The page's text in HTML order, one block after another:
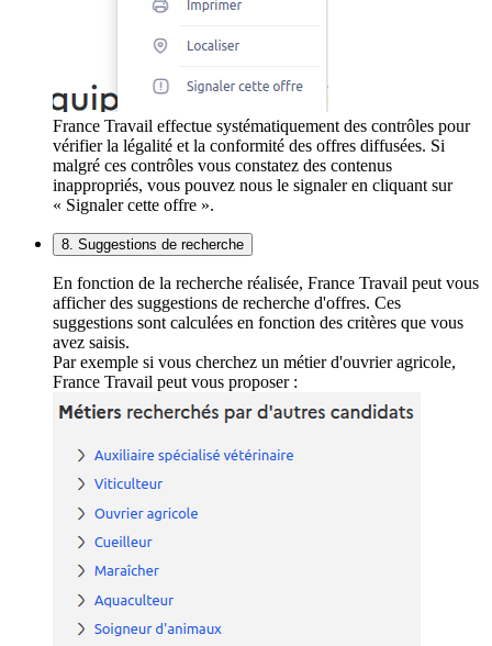
France Travail effectue systématiquement des contrôles pour
vérifier la légalité et la conformité des offres diffusées. Si
malgré ces contrôles vous constatez des contenus
inappropriés, vous pouvez nous le signaler en cliquant sur
« Signaler cette offre ».
8. Suggestions de recherche
En fonction de la recherche réalisée, France Travail peut vous
afficher des suggestions de recherche d'offres. Ces
suggestions sont calculées en fonction des critères que vous
avez saisis.
Par exemple si vous cherchez un métier d'ouvrier agricole,
France Travail peut vous proposer :